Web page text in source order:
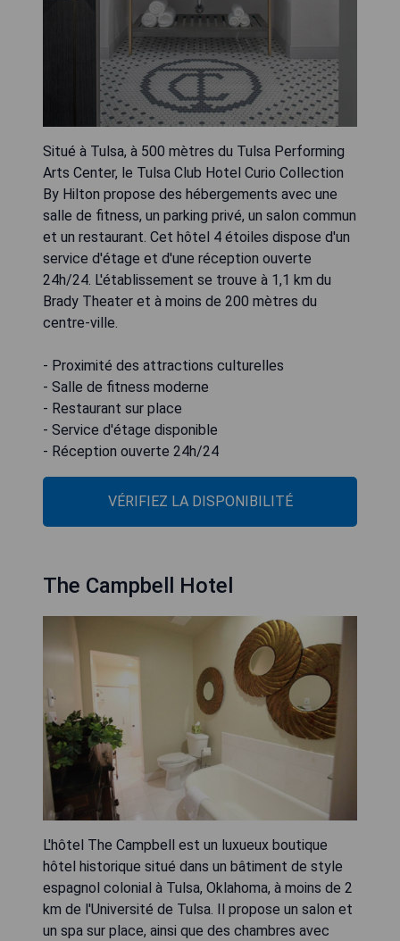
Situé à Tulsa, à 500 mètres du Tulsa Performing
Arts Center, le Tulsa Club Hotel Curio Collection
By Hilton propose des hébergements avec une
salle de fitness, un parking privé, un salon commun
et un restaurant. Cet hôtel 4 étoiles dispose d'un
service d'étage et d'une réception ouverte
24h/24. L'établissement se trouve à 1,1 km du
Brady Theater et à moins de 200 mètres du
centre-ville.
- Proximité des attractions culturelles
- Salle de fitness moderne
- Restaurant sur place
- Service d'étage disponible
- Réception ouverte 24h/24
VÉRIFIEZ LA DISPONIBILITÉ
The Campbell Hotel
L'hôtel The Campbell est un luxueux boutique
hôtel historique situé dans un bâtiment de style
espagnol colonial à Tulsa, Oklahoma, à moins de 2
km de l'Université de Tulsa. Il propose un salon et
un spa sur place, ainsi que des chambres avec